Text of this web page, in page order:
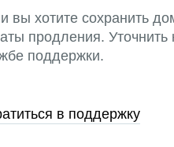
вы хотите сохранить
продления.
поддержки.
в поддержку